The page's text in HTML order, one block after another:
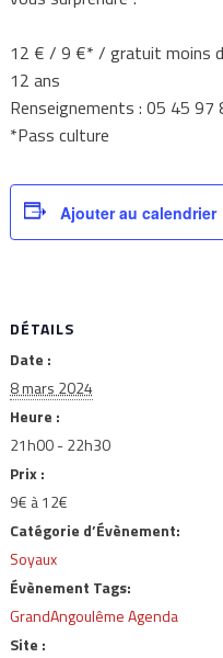
12 € / 9 €* / gratuit moins
12 ans
Renseignements : 05 45
*Pass culture
Ajouter au calendrier
DÉTAILS
Date :
8 mars 2024
Heure :
21h00 - 22h30
Prix :
9€ à 12€
Catégorie d’Évènement:
Soyaux
Évènement Tags:
GrandAngoulême Agenda
Site :